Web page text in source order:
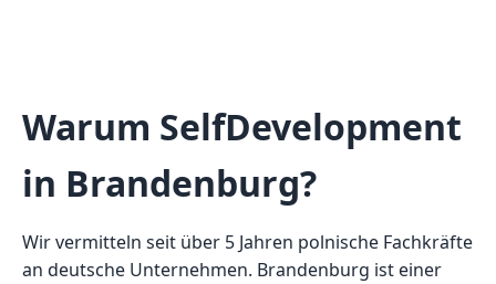
Warum SelfDevelopment
in Brandenburg?
Wir vermitteln seit über 5 Jahren polnische Fachkräfte
an deutsche Unternehmen. Brandenburg ist einer